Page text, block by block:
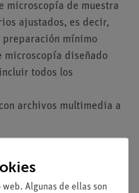
microscopía de muestra
ajustados, es decir,
mínimo
microscopía diseñado
todos los
archivos multimedia a
Algunas de ellas son